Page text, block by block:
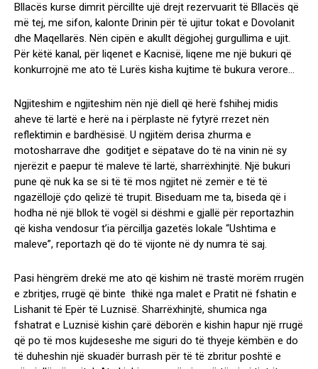
Bllacës kurse dimrit përcillte ujë drejt rezervuarit të Bllacës që
më tej, me sifon, kalonte Drinin për të ujitur tokat e Dovolanit
dhe Maqellarës. Nën cipën e akullt dëgjohej gurgullima e ujit.
Për këtë kanal, për liqenet e Kacnisë, liqene me një bukuri që
konkurrojnë me ato të Lurës kisha kujtime të bukura verore…
Ngjiteshim e ngjiteshim nën një diell që herë fshihej midis
aheve të lartë e herë na i përplaste në fytyrë rrezet nën
reflektimin e bardhësisë. U ngjitëm derisa zhurma e
motosharrave dhe goditjet e sëpatave do të na vinin në sy
njerëzit e paepur të maleve të lartë, sharrëxhinjtë. Një bukuri
pune që nuk ka se si të të mos ngjitet në zemër e të të
ngazëllojë çdo qelizë të trupit. Biseduam me ta, biseda që i
hodha në një bllok të vogël si dëshmi e gjallë për reportazhin
që kisha vendosur t’ia përcillja gazetës lokale “Ushtima e
maleve”, reportazh që do të vijonte në dy numra të saj.
Pasi hëngrëm drekë me ato që kishim në trastë morëm rrugën
e zbritjes, rrugë që binte thikë nga malet e Pratit në fshatin e
Lishanit të Epër të Luznisë. Sharrëxhinjtë, shumica nga
fshatrat e Luznisë kishin çarë dëborën e kishin hapur një rrugë
që po të mos kujdeseshe me siguri do të thyeje këmbën e do
të duheshin një skuadër burrash për të të zbritur poshtë e